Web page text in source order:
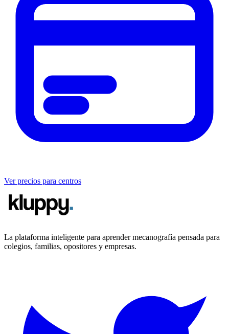
Ver precios para centros
La plataforma inteligente para aprender mecanografía pensada para
colegios, familias, opositores y empresas.